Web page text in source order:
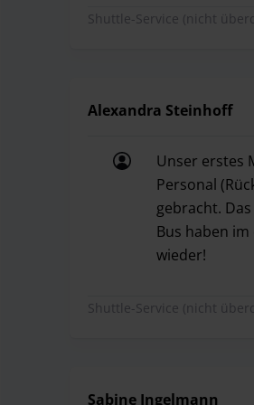
Shuttle-Service (nicht
Alexandra Steinhoff
Unser erstes
Personal
gebracht.
Bus haben
wieder!
Shuttle-Service (nicht
Sabine Ingelmann